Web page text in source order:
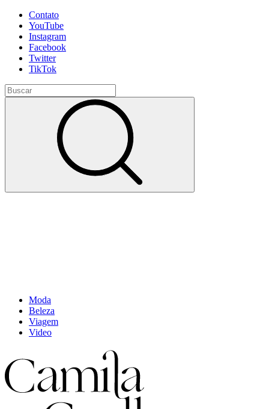
Contato
YouTube
Instagram
Facebook
Twitter
TikTok
Moda
Beleza
Viagem
Video